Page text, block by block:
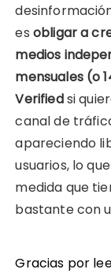
es obligar a
medios
mensuales (o
Verifiedsi
canal de
apareciendo
usuarios, lo
medida que
bastante con
Gracias por